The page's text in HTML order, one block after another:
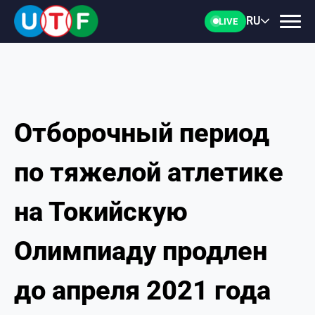
LIVE RU
ГЛАВНАЯ
ФТУ
НОВОСТИ
ДОКУМЕНТЫ
ПЕРСОНАЛИИ
Отборочный период
по тяжелой атлетике
на Токийскую
Олимпиаду продлен
до апреля 2021 года